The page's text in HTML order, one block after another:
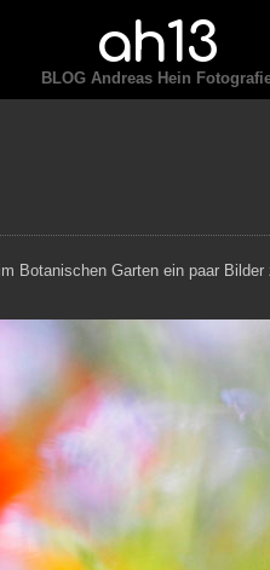
ah13
BLOG Andreas Hein
Botanischen Garten ein paar